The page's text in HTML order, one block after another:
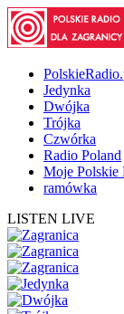
Jedynka
Dwójka
Trójka
Czwórka
Radio Poland
Moje Polskie
ramówka
LISTEN LIVE